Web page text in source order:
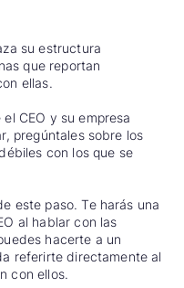
su estructura
que reportan
ellas.
CEO y su empresa
pregúntales sobre los
con los que se
este paso. Te harás una
al hablar con las
hacerte a un
referirte directamente al
con ellos.